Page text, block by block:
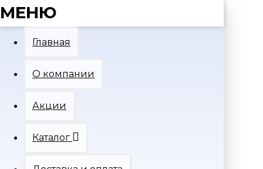
МЕНЮ
Главная
О компании
Акции
Каталог